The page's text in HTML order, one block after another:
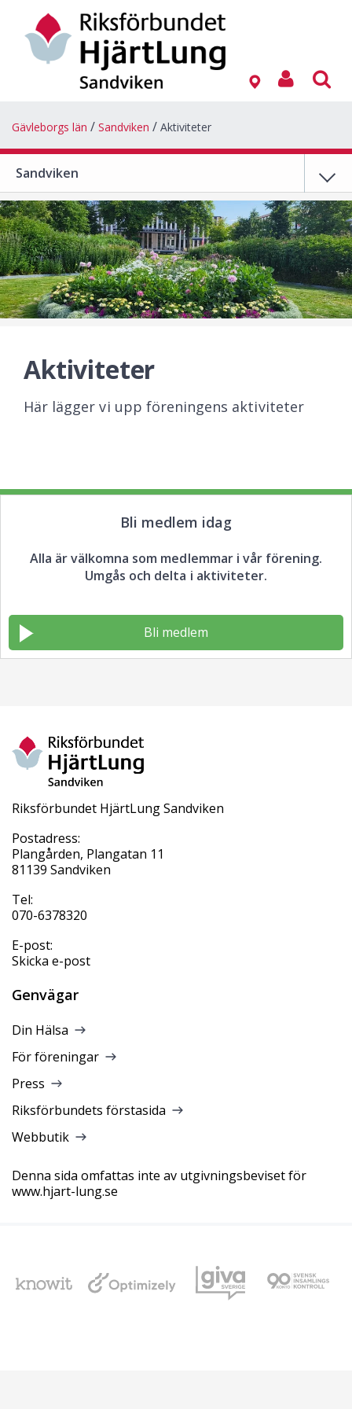
Gävleborgs län Sandviken Aktiviteter
Sandviken
Aktiviteter
Här lägger vi upp föreningens aktiviteter
Bli medlem idag
Alla är välkomna som medlemmar i vår förening.
Umgås och delta i aktiviteter.
Bli medlem
Riksförbundet HjärtLung Sandviken
Postadress:
Plangården, Plangatan 11
81139 Sandviken
Tel:
070-6378320
E-post:
Skicka e-post
Genvägar
Din Hälsa
För föreningar
Press
Riksförbundets förstasida
Webbutik
Denna sida omfattas inte av utgivningsbeviset för
www.hjart-lung.se